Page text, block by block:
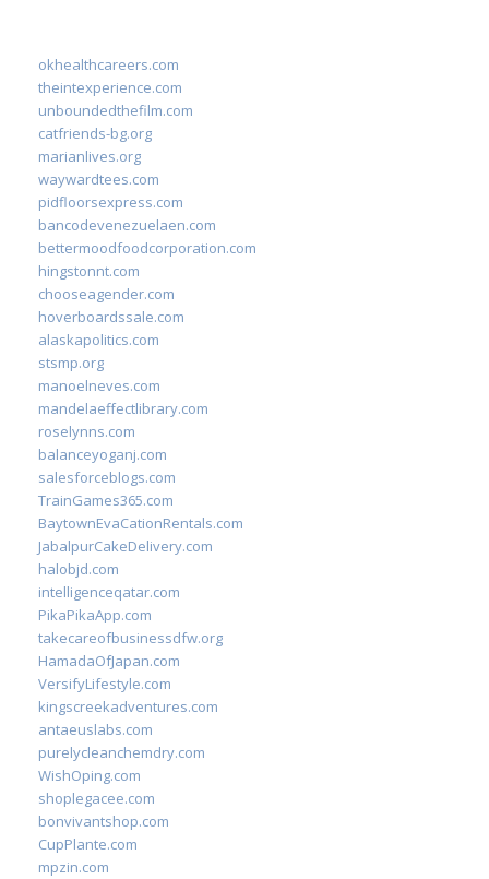
okhealthcareers.com
theintexperience.com
unboundedthefilm.com
catfriends-bg.org
marianlives.org
waywardtees.com
pidfloorsexpress.com
bancodevenezuelaen.com
bettermoodfoodcorporation.com
hingstonnt.com
chooseagender.com
hoverboardssale.com
alaskapolitics.com
stsmp.org
manoelneves.com
mandelaeffectlibrary.com
roselynns.com
balanceyoganj.com
salesforceblogs.com
TrainGames365.com
BaytownEvaCationRentals.com
JabalpurCakeDelivery.com
halobjd.com
intelligenceqatar.com
PikaPikaApp.com
takecareofbusinessdfw.org
HamadaOfJapan.com
VersifyLifestyle.com
kingscreekadventures.com
antaeuslabs.com
purelycleanchemdry.com
WishOping.com
shoplegacee.com
bonvivantshop.com
CupPlante.com
mpzin.com